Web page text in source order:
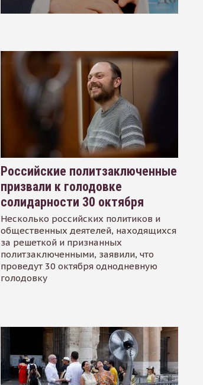
Российские политзаключенные
призвали к голодовке
солидарности 30 октября
Несколько российских политиков и
общественных деятелей, находящихся
за решеткой и признанных
политзаключенными, заявили, что
проведут 30 октября однодневную
голодовку